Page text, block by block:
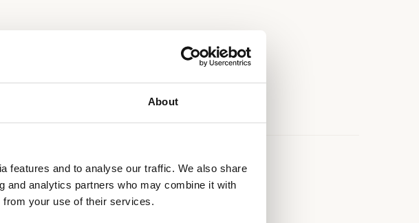
About
features and to analyse our traffic. We also share
and analytics partners who may combine it with
from your use of their services.
technique
Orange